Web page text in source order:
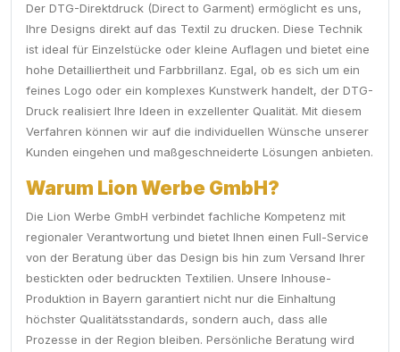
Der DTG-Direktdruck (Direct to Garment) ermöglicht es uns,
Ihre Designs direkt auf das Textil zu drucken. Diese Technik
ist ideal für Einzelstücke oder kleine Auflagen und bietet eine
hohe Detailliertheit und Farbbrillanz. Egal, ob es sich um ein
feines Logo oder ein komplexes Kunstwerk handelt, der DTG-
Druck realisiert Ihre Ideen in exzellenter Qualität. Mit diesem
Verfahren können wir auf die individuellen Wünsche unserer
Kunden eingehen und maßgeschneiderte Lösungen anbieten.
Warum Lion Werbe GmbH?
Die Lion Werbe GmbH verbindet fachliche Kompetenz mit
regionaler Verantwortung und bietet Ihnen einen Full-Service
von der Beratung über das Design bis hin zum Versand Ihrer
bestickten oder bedruckten Textilien. Unsere Inhouse-
Produktion in Bayern garantiert nicht nur die Einhaltung
höchster Qualitätsstandards, sondern auch, dass alle
Prozesse in der Region bleiben. Persönliche Beratung wird